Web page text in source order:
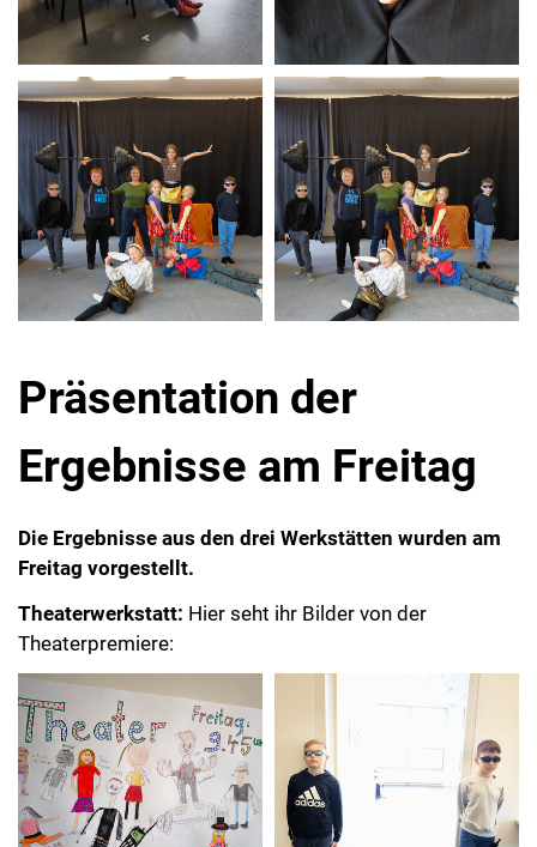
Präsentation der
Ergebnisse am Freitag
Die Ergebnisse aus den drei Werkstätten wurden am
Freitag vorgestellt.
Theaterwerkstatt: Hier seht ihr Bilder von der
Theaterpremiere: